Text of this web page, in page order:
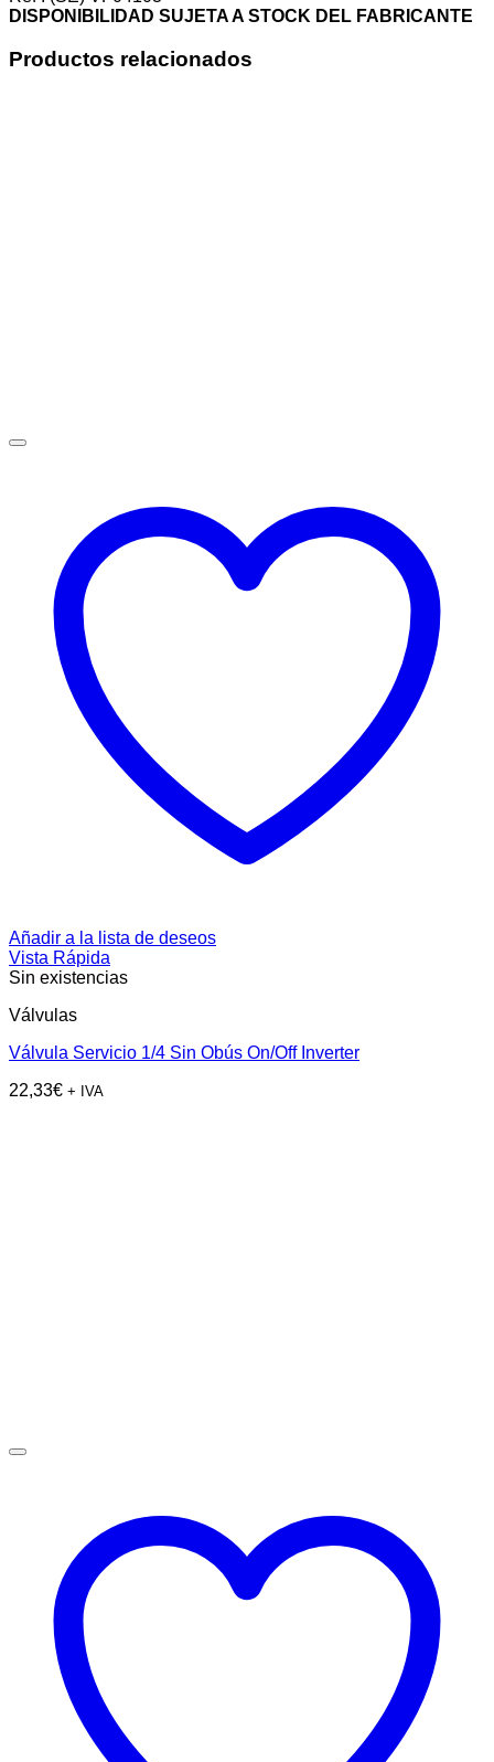
DISPONIBILIDAD SUJETA A STOCK DEL FABRICANTE
Productos relacionados
Añadir a la lista de deseos
Vista Rápida
Sin existencias
Válvulas
Válvula Servicio 1/4 Sin Obús On/Off Inverter
22,33€ + IVA